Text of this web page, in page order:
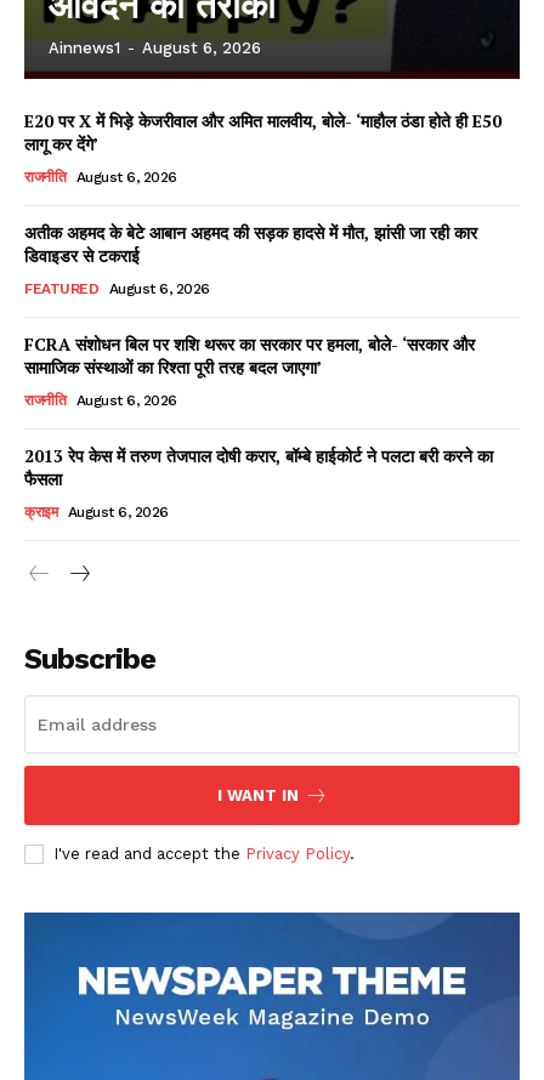
Facebook
X WhatsApp
Share
Read Latest News on AIN
DOWNLOAD NOW
Ainnews1 - August 6, 2026
E20 पर X में भिड़े केजरीवाल और अमित मालवीय, बोले- ‘माहौल ठंडा होते ही E50
लागू कर देंगे’
राजनीति August 6, 2026
अतीक अहमद के बेटे आबान अहमद की सड़क हादसे में मौत, झांसी जा रही कार
डिवाइडर से टकराई
FEATURED August 6, 2026
FCRA संशोधन बिल पर शशि थरूर का सरकार पर हमला, बोले- ‘सरकार और
सामाजिक संस्थाओं का रिश्ता पूरी तरह बदल जाएगा’
राजनीति August 6, 2026
2013 रेप केस में तरुण तेजपाल दोषी करार, बॉम्बे हाईकोर्ट ने पलटा बरी करने का
फैसला
क्राइम August 6, 2026
Subscribe
I WANT IN
I've read and accept the Privacy Policy.